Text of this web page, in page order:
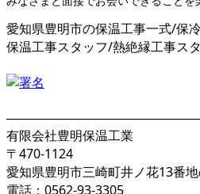
愛知県豊明市の保温工事一式/保
保温工事スタッフ/熱絶縁工事ス
有限会社豊明保温工業
〒470-1124
愛知県豊明市三崎町井ノ花13番
電話：0562-93-3305